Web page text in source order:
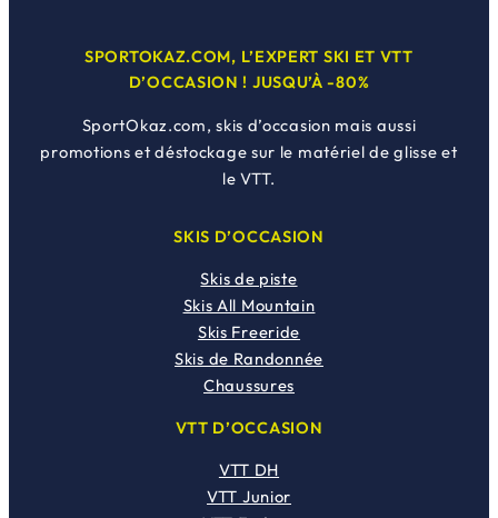
SPORTOKAZ.COM, L’EXPERT SKI ET VTT
D’OCCASION ! JUSQU’À -80%
SportOkaz.com, skis d’occasion mais aussi
promotions et déstockage sur le matériel de glisse et
le VTT.
SKIS D’OCCASION
Skis de piste
Skis All Mountain
Skis Freeride
Skis de Randonnée
Chaussures
VTT D’OCCASION
VTT DH
VTT Junior